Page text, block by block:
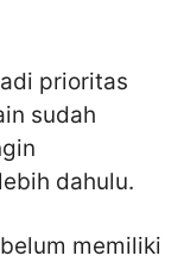
prioritas
sudah
dahulu.
memiliki